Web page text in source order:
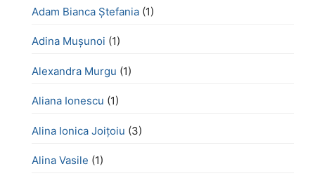
Adam Bianca Ștefania (1)
Adina Mușunoi (1)
Alexandra Murgu (1)
Aliana Ionescu (1)
Alina Ionica Joițoiu (3)
Alina Vasile (1)